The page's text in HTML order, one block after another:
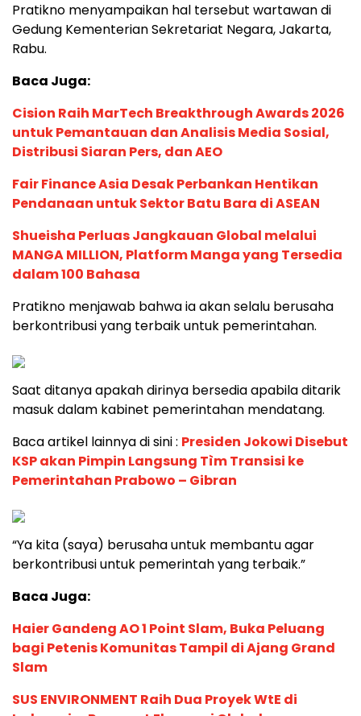
Pratikno menyampaikan hal tersebut wartawan di
Gedung Kementerian Sekretariat Negara, Jakarta,
Rabu.
Baca Juga:
Cision Raih MarTech Breakthrough Awards 2026
untuk Pemantauan dan Analisis Media Sosial,
Distribusi Siaran Pers, dan AEO
Fair Finance Asia Desak Perbankan Hentikan
Pendanaan untuk Sektor Batu Bara di ASEAN
Shueisha Perluas Jangkauan Global melalui
MANGA MILLION, Platform Manga yang Tersedia
dalam 100 Bahasa
Pratikno menjawab bahwa ia akan selalu berusaha
berkontribusi yang terbaik untuk pemerintahan.
Saat ditanya apakah dirinya bersedia apabila ditarik
masuk dalam kabinet pemerintahan mendatang.
Baca artikel lainnya di sini : Presiden Jokowi Disebut
KSP akan Pimpin Langsung Tìm Transisi ke
Pemerintahan Prabowo – Gibran
“Ya kita (saya) berusaha untuk membantu agar
berkontribusi untuk pemerintah yang terbaik.”
Baca Juga:
Haier Gandeng AO 1 Point Slam, Buka Peluang
bagi Petenis Komunitas Tampil di Ajang Grand
Slam
SUS ENVIRONMENT Raih Dua Proyek WtE di